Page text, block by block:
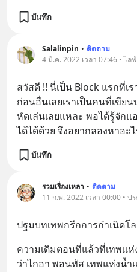
บันทึก
Salalinpin • ติดตาม
4 มี.ค. 2022 เวลา 07:46 • ไล
สวัสดี !! นี่เป็น Block แรกที่เ
ก่อนอื่นเลยเราเป็นคนที่เขีย
หัดเล่นเลยแหละ พอได้รู้จัก
ได้ได้ด้วย จึงอยากลองหาอะ
บันทึก
รวมเรื่องเหลา • ติดตาม
11 ก.พ. 2022 เวลา 00:00 • ป
ปฐมบทเทพกรีกการกำเนิดโ
ความเดิมตอนที่แล้วที่เทพเเ
ว่าไกอา พอนทัส เทพแห่งน้ำ